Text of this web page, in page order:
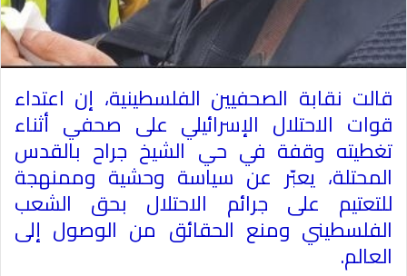
قالت نقابة الصحفيين الفلسطينية، إن اعتداء
قوات الاحتلال الإسرائيلي على صحفي أثناء
تغطيته وقفة في حي الشيخ جراح بالقدس
المحتلة، يعبّر عن سياسة وحشية وممنهجة
للتعتيم على جرائم الاحتلال بحق الشعب
الفلسطيني ومنع الحقائق من الوصول إلى
العالم.